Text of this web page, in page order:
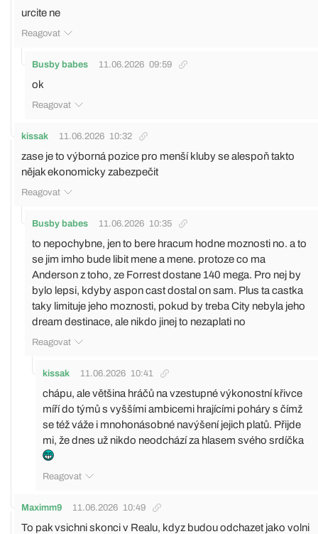
urcite ne
Reagovat
Busby babes 11.06.2026 09:59
ok
Reagovat
kissak 11.06.2026 10:32
zase je to výborná pozice pro menší kluby se alespoň takto
nějak ekonomicky zabezpečit
Reagovat
Busby babes 11.06.2026 10:35
to nepochybne, jen to bere hracum hodne moznosti no. a to
se jim imho bude libit mene a mene. protoze co ma
Anderson z toho, ze Forrest dostane 140 mega. Pro nej by
bylo lepsi, kdyby aspon cast dostal on sam. Plus ta castka
taky limituje jeho moznosti, pokud by treba City nebyla jeho
dream destinace, ale nikdo jinej to nezaplati no
Reagovat
kissak 11.06.2026 10:41
chápu, ale většina hráčů na vzestupné výkonostní křivce
míří do týmů s vyššími ambicemi hrajícími poháry s čímž
se též váže i mnohonásobné navýšení jejich platů. Přijde
mi, že dnes už nikdo neodchází za hlasem svého srdíčka
Reagovat
Maximm9 11.06.2026 10:49
To pak vsichni skonci v Realu, kdyz budou odchazet jako volni